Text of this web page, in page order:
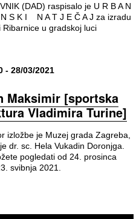
(DAD) raspisalo je U R B A N
S K I N A T J E Č A J za izradu
u gradskoj luci
- 28/03/2021
Maksimir [sportska
Vladimira Turine]
izložbe je Muzej grada Zagreba,
dr. sc. Hela Vukadin Doronjga.
pogledati od 24. prosinca
svibnja 2021.